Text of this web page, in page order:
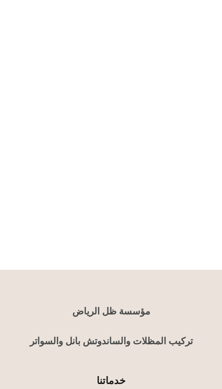
مؤسسة ظل الرياض
تركيب المظلات والساندوتش بانل والسواتر
خدماتنا